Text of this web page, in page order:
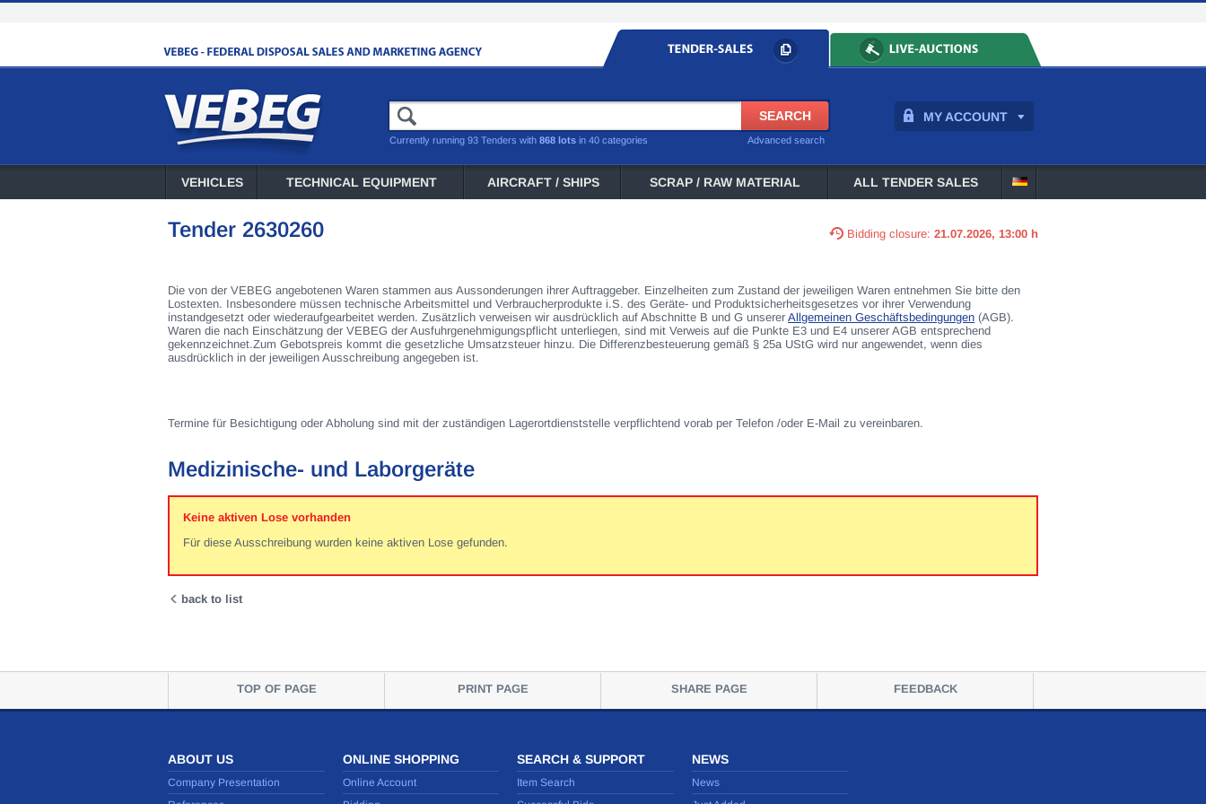
MY ACCOUNT
Advanced search
Currently running 93 Tenders with 868 lots in 40 categories
VEHICLES TECHNICAL EQUIPMENT AIRCRAFT / SHIPS SCRAP / RAW MATERIAL ALL TENDER SALES
Tender 2630260 Bidding closure: 21.07.2026, 13:00 h
Die von der VEBEG angebotenen Waren stammen aus Aussonderungen ihrer Auftraggeber. Einzelheiten zum Zustand der jeweiligen Waren entnehmen Sie bitte den
Lostexten. Insbesondere müssen technische Arbeitsmittel und Verbraucherprodukte i.S. des Geräte- und Produktsicherheitsgesetzes vor ihrer Verwendung
instandgesetzt oder wiederaufgearbeitet werden. Zusätzlich verweisen wir ausdrücklich auf Abschnitte B und G unserer Allgemeinen Geschäftsbedingungen (AGB).
Waren die nach Einschätzung der VEBEG der Ausfuhrgenehmigungspflicht unterliegen, sind mit Verweis auf die Punkte E3 und E4 unserer AGB entsprechend
gekennzeichnet.Zum Gebotspreis kommt die gesetzliche Umsatzsteuer hinzu. Die Differenzbesteuerung gemäß § 25a UStG wird nur angewendet, wenn dies
ausdrücklich in der jeweiligen Ausschreibung angegeben ist.
Termine für Besichtigung oder Abholung sind mit der zuständigen Lagerortdienststelle verpflichtend vorab per Telefon /oder E-Mail zu vereinbaren.
Medizinische- und Laborgeräte
Keine aktiven Lose vorhanden
Für diese Ausschreibung wurden keine aktiven Lose gefunden.
back to list
TOP OF PAGE PRINT PAGE SHARE PAGE FEEDBACK
ABOUT US
Company Presentation
ONLINE SHOPPING
Online Account
SEARCH & SUPPORT
Item Search
NEWS
News